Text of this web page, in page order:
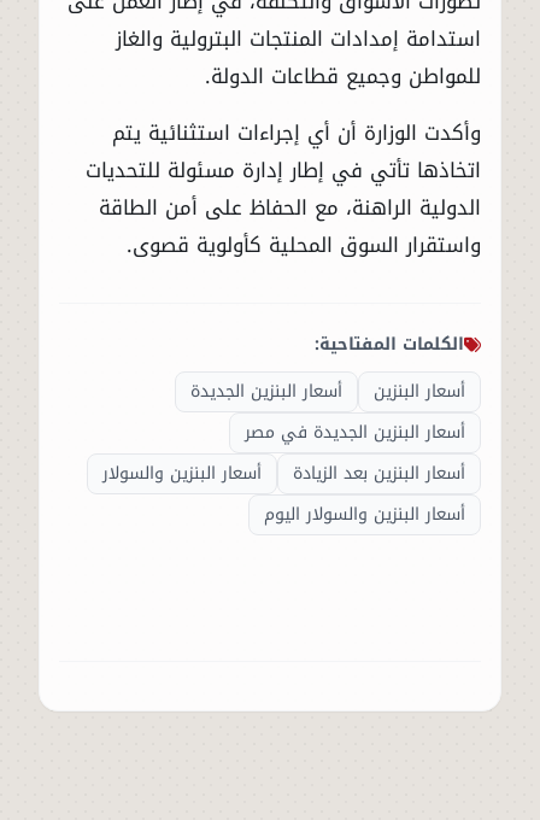
استدامة إمدادات المنتجات البترولية والغاز
للمواطن وجميع قطاعات الدولة.
وأكدت الوزارة أن أي إجراءات استثنائية يتم
اتخاذها تأتي في إطار إدارة مسئولة للتحديات
الدولية الراهنة، مع الحفاظ على أمن الطاقة
واستقرار السوق المحلية كأولوية قصوى.
الكلمات المفتاحية:
أسعار البنزين
أسعار البنزين الجديدة
أسعار البنزين الجديدة في مصر
أسعار البنزين بعد الزيادة
أسعار البنزين والسولار
أسعار البنزين والسولار اليوم